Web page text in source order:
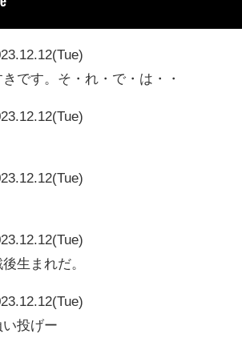
です。そ・れ・で・は・・
生まれだ。
投げー